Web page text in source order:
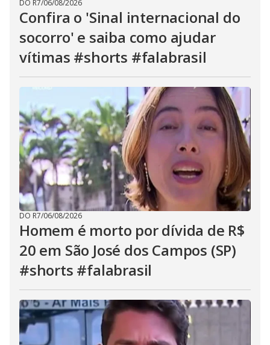
DO R7/06/08/2026
Confira o 'Sinal internacional do
socorro' e saiba como ajudar
vítimas #shorts #falabrasil
DO R7/06/08/2026
Homem é morto por dívida de R$
20 em São José dos Campos (SP)
#shorts #falabrasil